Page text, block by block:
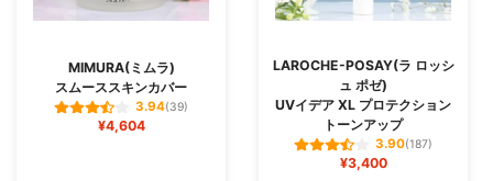
MIMURA(ミムラ)
スムーススキンカバー
3.94(39)
¥4,604
LAROCHE-POSAY(ラ ロッシ
ュ ポゼ)
UVイデア XL プロテクション
トーンアップ
3.90(187)
¥3,400